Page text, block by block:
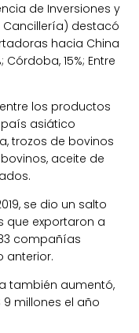
de Inversiones y
Cancillería) destacó
hacia China
Córdoba, 15%; Entre
los productos
asiático
trozos de bovinos
aceite de
se dio un salto
que exportaron a
compañías
anterior.
también aumentó,
9 millones el año